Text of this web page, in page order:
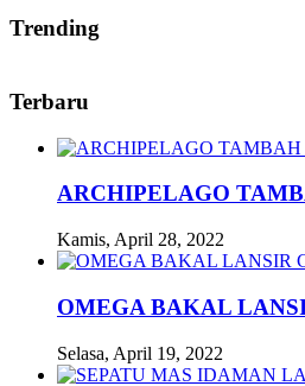
Trending
Terbaru
ARCHIPELAGO
Kamis, April 28, 2022
OMEGA BAKAL
Selasa, April 19, 2022